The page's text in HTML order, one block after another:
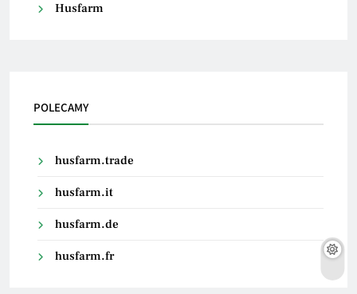
Husfarm
POLECAMY
husfarm.trade
husfarm.it
husfarm.de
husfarm.fr